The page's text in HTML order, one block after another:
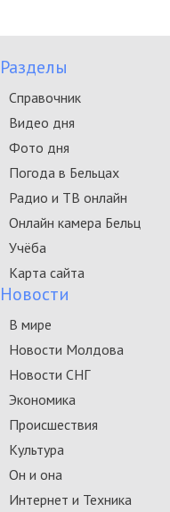
Разделы
Справочник
Видео дня
Фото дня
Погода в Бельцах
Радио и ТВ онлайн
Онлайн камера Бельц
Учёба
Карта сайта
Новости
В мире
Новости Молдова
Новости СНГ
Экономика
Происшествия
Культура
Он и она
Интернет и Техника